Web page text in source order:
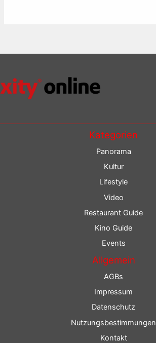
Kategorien
Panorama
Kultur
Lifestyle
Video
Restaurant Guide
Kino Guide
Events
Allgemein
AGBs
Impressum
Datenschutz
Nutzungsbestimmungen
Kontakt